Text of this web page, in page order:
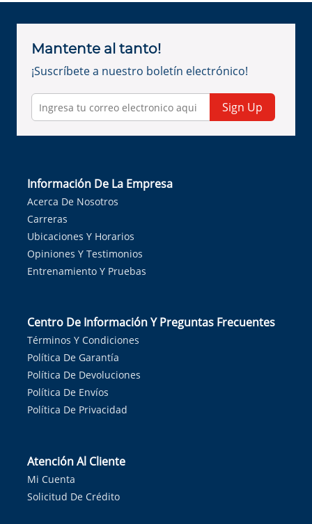
Mantente al tanto!
¡Suscríbete a nuestro boletín electrónico!
Sign Up
Información De La Empresa
Acerca De Nosotros
Carreras
Ubicaciones Y Horarios
Opiniones Y Testimonios
Entrenamiento Y Pruebas
Centro De Información Y Preguntas Frecuentes
Términos Y Condiciones
Política De Garantía
Política De Devoluciones
Política De Envíos
Política De Privacidad
Atención Al Cliente
Mi Cuenta
Solicitud De Crédito